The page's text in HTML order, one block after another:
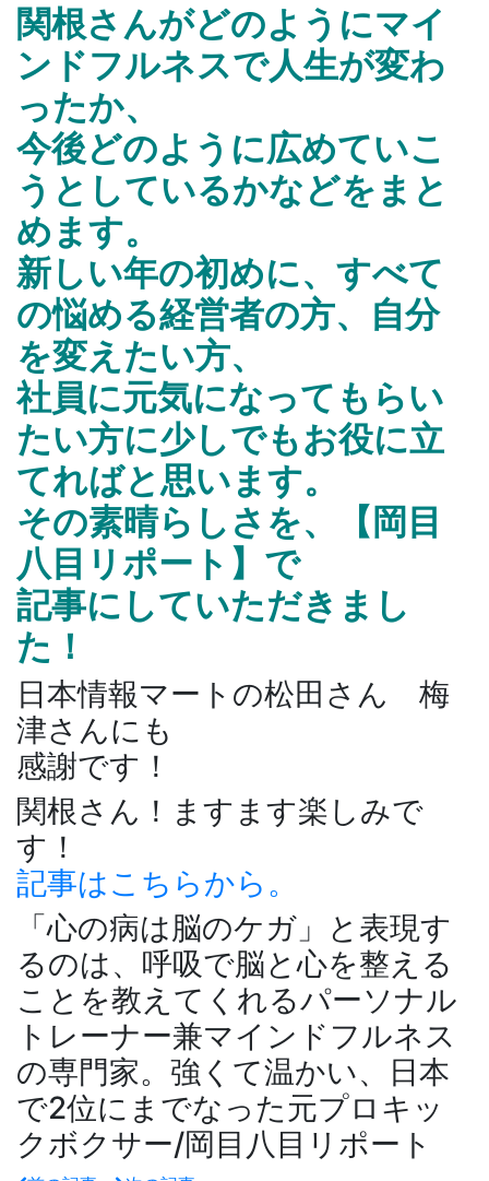
関根さんがどのようにマイ
ンドフルネスで人生が変わ
ったか、
今後どのように広めていこ
うとしているかなどをまと
めます。
新しい年の初めに、すべて
の悩める経営者の方、自分
を変えたい方、
社員に元気になってもらい
たい方に少しでもお役に立
てればと思います。
その素晴らしさを、【岡目
八目リポート】で
記事にしていただきまし
た！
日本情報マートの松田さん 梅
津さんにも
感謝です！
関根さん！ますます楽しみで
す！
記事はこちらから。
「心の病は脳のケガ」と表現す
るのは、呼吸で脳と心を整える
ことを教えてくれるパーソナル
トレーナー兼マインドフルネス
の専門家。強くて温かい、日本
で2位にまでなった元プロキッ
クボクサー/岡目八目リポート